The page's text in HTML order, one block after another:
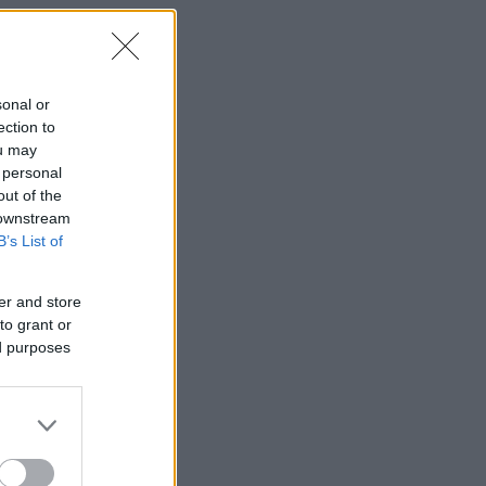
or
to
may
of the
List of
and store
grant or
purposes